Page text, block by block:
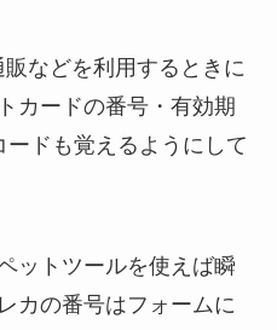
などを利用するときに
カードの番号・有効期
ドも覚えるようにして
ットツールを使えば瞬
カの番号はフォームに